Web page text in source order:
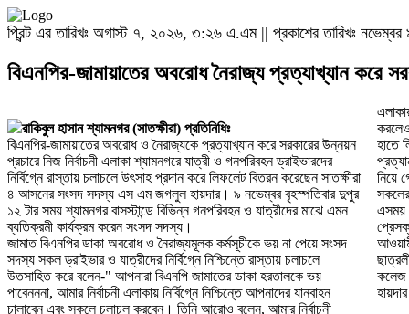
প্রিন্ট এর তারিখঃ অগাস্ট ৭, ২০২৬, ৩:২৬ এ.এম || প্রকাশের তারিখঃ
বিএনপির-জামায়াতের অবরোধ নৈরাজ্য প্রত্যাখ্যান করে
রাকিবুল হাসান শ্যামনগর (সাতক্ষীরা) প্রতিনিধিঃ
বিএনপির-জামায়াতের অবরোধ ও নৈরাজ্যকে প্রত্যাখ্যান করে সরকারের উন্নয়ন
প্রচারে নিজ নির্বাচনী এলাকা শ্যামনগরে যাত্রী ও গনপরিবহন ড্রাইভারদের
নির্বিগ্নে রাস্তায় চলাচলে উৎসাহ প্রদান করে লিফলেট বিতরন করেছেন সাতক্ষীরা
৪ আসনের সংসদ সদস্য এস এম জগলুল হায়দার। ৯ নভেম্বর বৃহস্পতিবার দুপুর
১২ টার সময় শ্যামনগর বাসস্টান্ডে বিভিন্ন গনপরিবহন ও যাত্রীদের মাঝে এমন
ব্যতিক্রমী কার্যক্রম করেন সংসদ সদস্য।
জামাত বিএনপির ডাকা অবরোধ ও নৈরাজ্যমূলক কর্মসূচীকে ভয় না পেয়ে সংসদ
সদস্য সকল ড্রাইভার ও যাত্রীদের নির্বিগ্নে নিশ্চিন্তে রাস্তায় চলাচলে
উতসাহিত করে বলেন-" আপনারা বিএনপি জামাতের ডাকা হরতালকে ভয়
পাবেনননা, আমার নির্বাচনী এলাকায় নির্বিগ্নে নিশ্চিন্তে আপনাদের যানবাহন
চালাবেন এবং সকলে চলাচল করবেন। তিনি আরোও বলেন, আমার নির্বাচনী
হাতে
নিয়ে
এসময়
কলেজ